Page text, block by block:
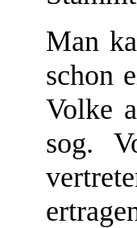
Man
schon
Volke
sog.